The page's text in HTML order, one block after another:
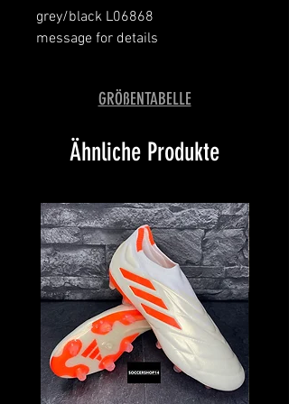
grey/black L06868
message for details
GRÖßENTABELLE
Ähnliche Produkte